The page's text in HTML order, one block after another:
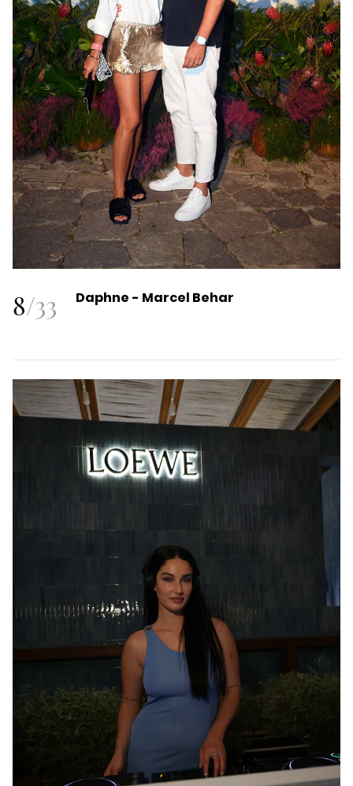
8/33 Daphne - Marcel Behar